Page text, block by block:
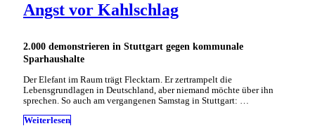
2.000 demonstrieren in Stuttgart gegen kommunale
Sparhaushalte
Angst vor Kahlschlag
Der Elefant im Raum trägt Flecktarn. Er zertrampelt die
Lebensgrundlagen in Deutschland, aber niemand möchte über ihn
sprechen. So auch am vergangenen Samstag in Stuttgart: …
Weiterlesen